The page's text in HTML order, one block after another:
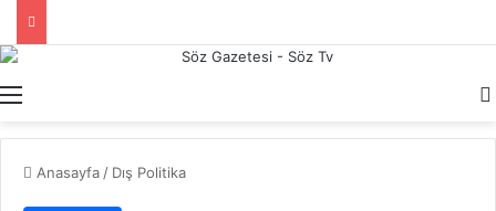
Menü
Anasayfa / Dış Politika